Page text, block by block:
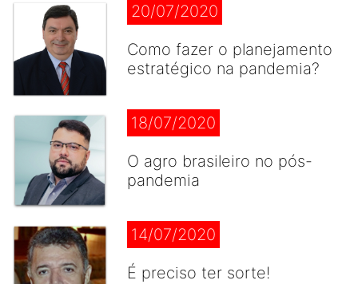
20/07/2020
Como fazer o planejamento
estratégico na pandemia?
18/07/2020
O agro brasileiro no pós-
pandemia
14/07/2020
É preciso ter sorte!